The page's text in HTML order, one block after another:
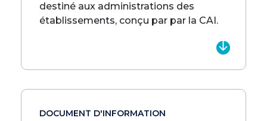
destiné aux administrations des
établissements, conçu par par la CAI.
DOCUMENT D'INFORMATION